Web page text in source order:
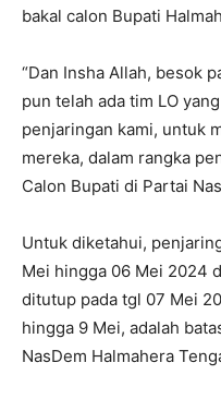
bakal calon Bupati
“Dan Insha Allah, besok
pun telah ada tim LO
penjaringan kami, untuk
mereka, dalam rangka
Calon Bupati di Partai
Untuk diketahui,
Mei hingga 06 Mei 2024
ditutup pada tgl 07 Mei
hingga 9 Mei, adalah
NasDem Halmahera